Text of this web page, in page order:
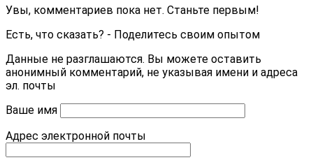
Увы, комментариев пока нет. Станьте первым!
Есть, что сказать? - Поделитесь своим опытом
Данные не разглашаются. Вы можете оставить
анонимный комментарий, не указывая имени и адреса
эл. почты
Ваше имя
Адрес электронной почты